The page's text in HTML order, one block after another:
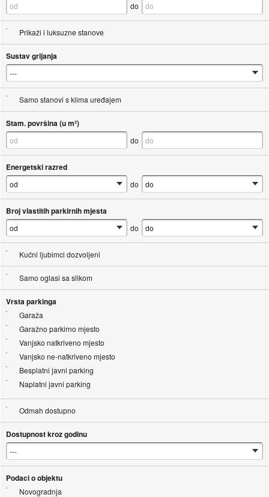
do
Prikaži i luksuzne stanove
Sustav grijanja
Samo stanovi s klima uređajem
Stam. površina (u m²)
do
Energetski razred
do
Broj vlastitih parkirnih mjesta
do
Kućni ljubimci dozvoljeni
Samo oglasi sa slikom
Vrsta parkinga
Garaža
Garažno parkirno mjesto
Vanjsko natkriveno mjesto
Vanjsko ne-natkriveno mjesto
Besplatni javni parking
Naplatni javni parking
Odmah dostupno
Dostupnost kroz godinu
Podaci o objektu
Novogradnja